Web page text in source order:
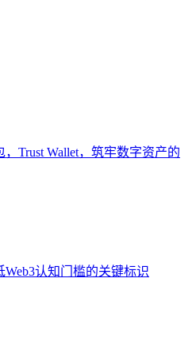
Trust Wallet，筑牢数字资产的
Web3认知门槛的关键标识